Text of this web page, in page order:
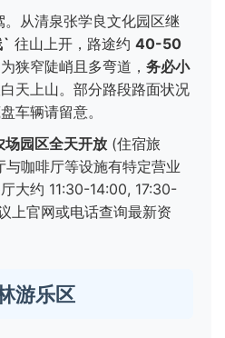
。从清泉张学良文化园区继
` 往山上开，路途约 40-50
狭窄陡峭且多弯道， 务必小
白天上山。部分路段路面状况
车辆请留意。
场园区全天开放 (住宿旅
与咖啡厅等设施有特定营业
大约 11:30-14:00, 17:30-
上官网或电话查询最新资
游乐区